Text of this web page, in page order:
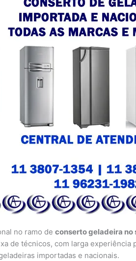
no ramo deconserto geladeira no
de técnicos, com larga experiência
importadas e nacionais.